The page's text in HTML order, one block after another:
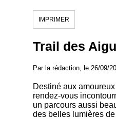
IMPRIMER
Trail des
Par la rédaction, le 26/09/
Destiné aux
rendez-vous
un parcours aussi
des belles lumières